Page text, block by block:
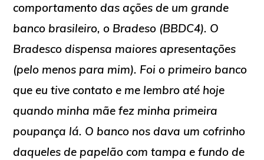
comportamento das ações de um grande
banco brasileiro, o Bradeso (BBDC4). O
Bradesco dispensa maiores apresentações
(pelo menos para mim). Foi o primeiro banco
que eu tive contato e me lembro até hoje
quando minha mãe fez minha primeira
poupança lá. O banco nos dava um cofrinho
daqueles de papelão com tampa e fundo de